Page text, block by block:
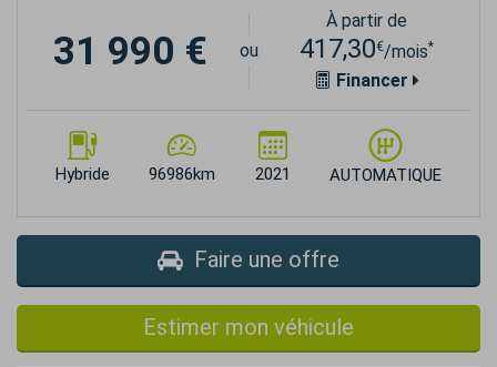
Hybride 96986km 2021 AUTOMATIQUE
31 990 € ou
À partir de
417,30€/mois*
Financer
Faire une offre
Estimer mon véhicule